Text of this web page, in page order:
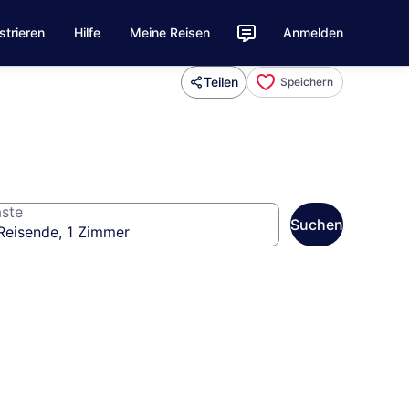
Hilfe Meine Reisen Anmelden
Teilen Speichern
Suchen